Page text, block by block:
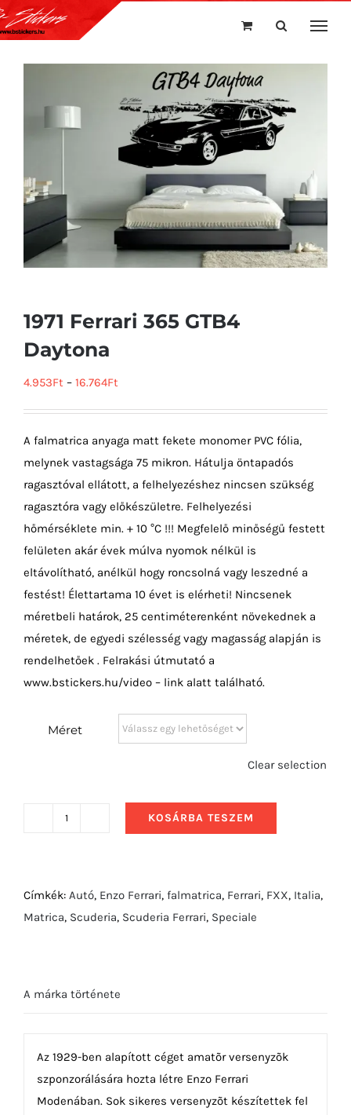
Kihagyás
1971 Ferrari 365 GTB4
Daytona
4.953Ft – 16.764Ft
A falmatrica anyaga matt fekete monomer PVC fólia,
melynek vastagsága 75 mikron. Hátulja öntapadós
ragasztóval ellátott, a felhelyezéshez nincsen szükség
ragasztóra vagy előkészületre. Felhelyezési
hőmérséklete min. + 10 °C !!! Megfelelő minőségű festett
felületen akár évek múlva nyomok nélkül is
eltávolítható, anélkül hogy roncsolná vagy leszedné a
festést! Élettartama 10 évet is elérheti! Nincsenek
méretbeli határok, 25 centiméterenként növekednek a
méretek, de egyedi szélesség vagy magasság alapján is
rendelhetőek . Felrakási útmutató a
www.bstickers.hu/video – link alatt található.
Méret
Clear selection
GTB4
Daytona
KOSÁRBA TESZEM
Címkék: Autó, Enzo Ferrari, falmatrica, Ferrari, FXX, Italia,
Matrica, Scuderia, Scuderia Ferrari, Speciale
A márka története
Az 1929-ben alapított céget amatõr versenyzõk
szponzorálására hozta létre Enzo Ferrari
Modenában. Sok sikeres versenyzõt készítettek fel